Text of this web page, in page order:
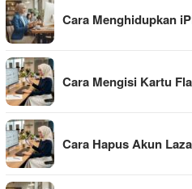
Cara Menghidupkan
Cara Mengisi Kartu
Cara Hapus Akun